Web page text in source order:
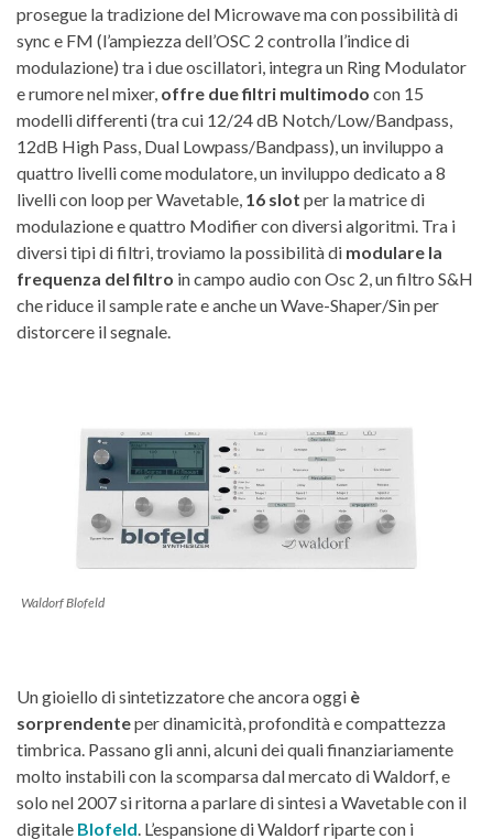
prosegue la tradizione del Microwave ma con possibilità di
sync e FM (l’ampiezza dell’OSC 2 controlla l’indice di
modulazione) tra i due oscillatori, integra un Ring Modulator
e rumore nel mixer, offre due filtri multimodo con 15
modelli differenti (tra cui 12/24 dB Notch/Low/Bandpass,
12dB High Pass, Dual Lowpass/Bandpass), un inviluppo a
quattro livelli come modulatore, un inviluppo dedicato a 8
livelli con loop per Wavetable, 16 slot per la matrice di
modulazione e quattro Modifier con diversi algoritmi. Tra i
diversi tipi di filtri, troviamo la possibilità di modulare la
frequenza del filtro in campo audio con Osc 2, un filtro S&H
che riduce il sample rate e anche un Wave-Shaper/Sin per
distorcere il segnale.
Waldorf Blofeld
Un gioiello di sintetizzatore che ancora oggi è
sorprendenteper dinamicità, profondità e compattezza
timbrica. Passano gli anni, alcuni dei quali finanziariamente
molto instabili con la scomparsa dal mercato di Waldorf, e
solo nel 2007 si ritorna a parlare di sintesi a Wavetable con il
digitale Blofeld. L’espansione di Waldorf riparte con i